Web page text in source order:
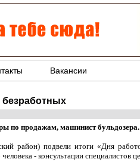
Вакансии
безработных
по продажам, машинист бульдозера.
район) подвели итоги «Дня
- консультации